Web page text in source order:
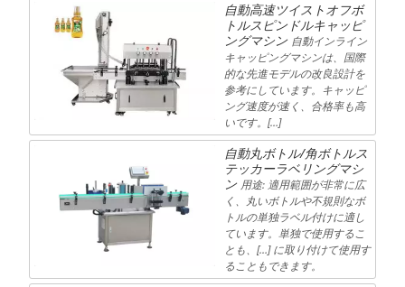
自動高速ツイストオフボ
トルスピンドルキャッピ
ングマシン 自動インライン
キャッピングマシンは、国際
的な先進モデルの改良設計を
参考にしています。キャッピ
ング速度が速く、合格率も高
いです。[…]
自動丸ボトル/角ボトルス
テッカーラベリングマシ
ン 用途: 適用範囲が非常に広
く、丸いボトルや不規則なボ
トルの単独ラベル付けに適し
ています。単独で使用するこ
とも、[…] に取り付けて使用す
ることもできます。